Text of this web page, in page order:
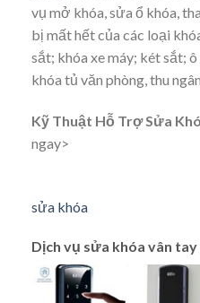
vụ mở khóa, sửa ổ khóa,
bị mất hết của các loại
sắt; khóa xe máy; két sắt;
khóa tủ văn phòng, thu
Kỹ Thuật Hỗ Trợ Sửa
ngay>
sửa khóa
Dịch vụ sửa khóa vân